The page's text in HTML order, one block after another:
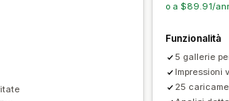
o a $89.91/
Funzionalità
5 gallerie
Impressioni
25